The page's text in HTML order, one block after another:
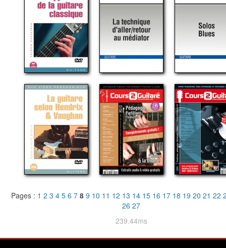
Pages : 1 2 3 4 5 6 7 8 9 10 11 12 13 14 15 16 17 18 19 20 21 22
26 27
239.44ms